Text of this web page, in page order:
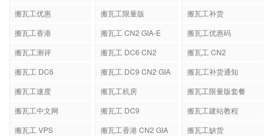
搬瓦工优惠
搬瓦工限量版
搬瓦工补货
搬瓦工香港
搬瓦工 CN2 GIA-E
搬瓦工优惠码
搬瓦工测评
搬瓦工 DC6 CN2
搬瓦工 CN2
搬瓦工 DC6
搬瓦工 DC9 CN2 GIA
搬瓦工补货通知
搬瓦工速度
搬瓦工机房
搬瓦工限量版套餐
搬瓦工中文网
搬瓦工 DC9
搬瓦工建站教程
搬瓦工 VPS
搬瓦工香港 CN2 GIA 搬瓦工缺货